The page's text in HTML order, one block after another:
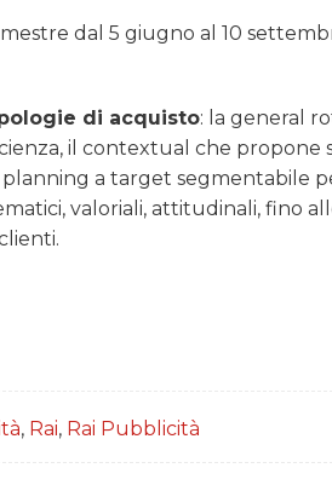
dal 5 giugno al 10
di acquisto: la general
il contextual che
a target segmentabile
valoriali, attitudinali, fino
, Rai, Rai Pubblicità